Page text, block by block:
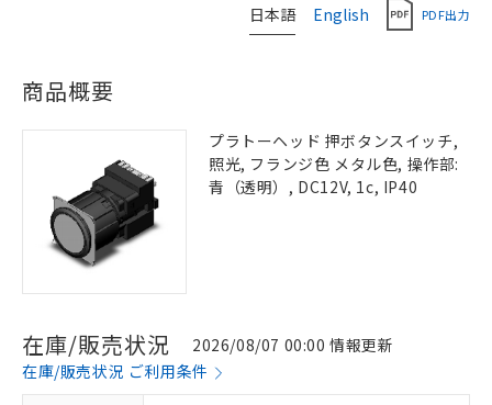
日本語 English PDF出力
商品概要
プラトーヘッド 押ボタンスイッチ,
照光, フランジ色 メタル色, 操作部:
青（透明）, DC12V, 1c, IP40
在庫/販売状況
2026/08/07 00:00 情報更新
在庫/販売状況 ご利用条件